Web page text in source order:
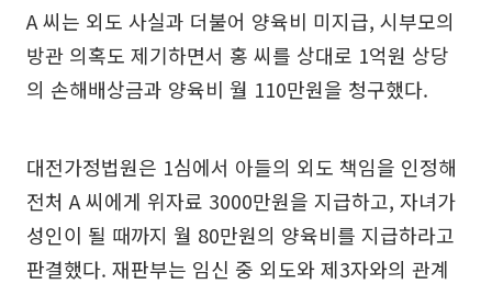
A 씨는 외도 사실과 더불어 양육비 미지급, 시부모의
방관 의혹도 제기하면서 홍 씨를 상대로 1억원 상당
의 손해배상금과 양육비 월 110만원을 청구했다.
대전가정법원은 1심에서 아들의 외도 책임을 인정해
전처 A 씨에게 위자료 3000만원을 지급하고, 자녀가
성인이 될 때까지 월 80만원의 양육비를 지급하라고
판결했다. 재판부는 임신 중 외도와 제3자와의 관계